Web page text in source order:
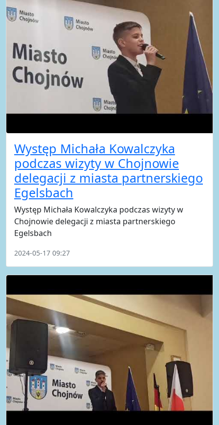
Występ Michała Kowalczyka
podczas wizyty w Chojnowie
delegacji z miasta partnerskiego
Egelsbach
Występ Michała Kowalczyka podczas wizyty w
Chojnowie delegacji z miasta partnerskiego
Egelsbach
2024-05-17 09:27